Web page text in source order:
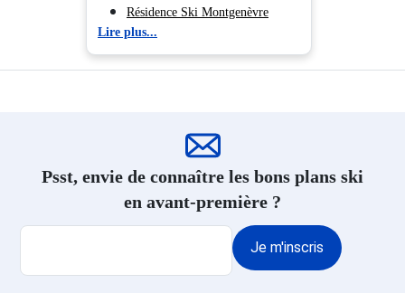
Villeneuve
Location Serre Chevalier 1350 -
Chantemerle
Location Praloup
Résidence Ski Montgenèvre
Location appartement ski
Montgenèvre
Lire plus...
Psst, envie de connaître les bons plans ski
en avant-première ?
Je m'inscris